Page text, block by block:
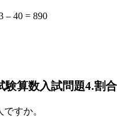
40 = 890
験算数入試問題4.割
すか。